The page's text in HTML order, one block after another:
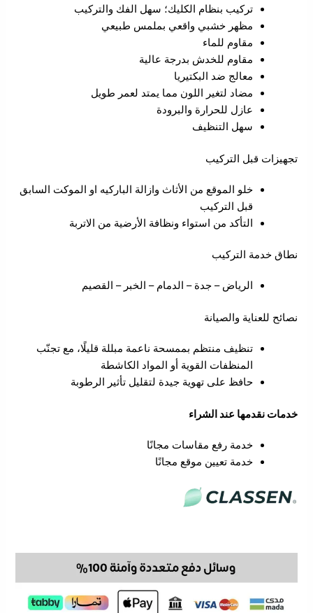
تركيب بنظام الكليك؛ سهل الفك والتركيب
مظهر خشبي واقعي بملمس طبيعي
مقاوم للماء
مقاوم للخدش بدرجة عالية
معالج ضد البكتيريا
مضاد لتغير اللون مما يمتد لعمر طويل
عازل للحرارة والبرودة
سهل التنظيف
تجهيزات قبل التركيب
خلو الموقع من الأثاث وازالة الباركيه او الموكت السابق
قبل التركيب
التأكد من استواء ونظافة الأرضية من الاتربة
نطاق خدمة التركيب
الرياض – جدة – الدمام – الخبر – القصيم
نصائح للعناية والصيانة
تنظيف منتظم بممسحة ناعمة مبللة قليلًا، مع تجنّب
المنظفات القوية أو المواد الكاشطة
حافظ على تهوية جيدة لتقليل تأثير الرطوبة
خدمات نقدمها عند الشراء
خدمة رفع مقاسات مجانًا
خدمة تعيين موقع مجانًا